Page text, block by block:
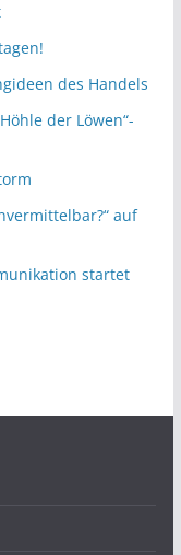
des Handels
der Löwen“-
auf
startet